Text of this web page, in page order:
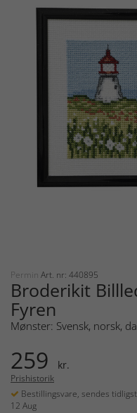
Permin Art. nr: 440895
Broderikit
Fyren
Mønster: Svensk, norsk,
259 kr.
Prishistorik
Bestillingsvare, sendes tidligst
12 Aug